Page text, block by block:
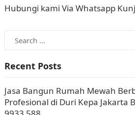
Hubungi kami Via Whatsapp
Mewah Berbagai Konsep Desain…
Search
for:
Recent Posts
Jasa Bangun Rumah Mewah
Profesional di Duri Kepa Jakarta